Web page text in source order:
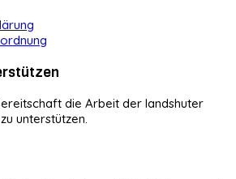
die Arbeit der landshuter
unterstützen.